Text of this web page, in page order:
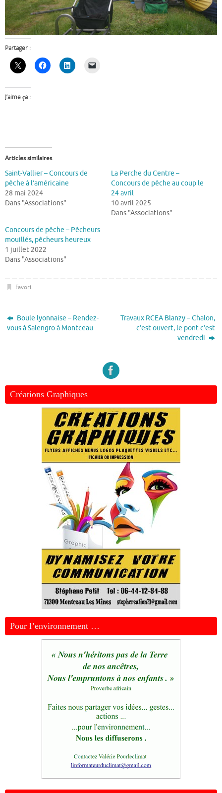
Partager :
J’aime ça :
Articles similaires
Saint-Vallier – Concours de
pêche à l’américaine
28 mai 2024
Dans "Associations"
La Perche du Centre –
Concours de pêche au coup le
24 avril
10 avril 2025
Dans "Associations"
Concours de pêche – Pêcheurs
mouillés, pêcheurs heureux
1 juillet 2022
Dans "Associations"
Favori.
Boule lyonnaise – Rendez-
vous à Salengro à Montceau
Travaux RCEA Blanzy – Chalon,
c’est ouvert, le pont c’est
vendredi
Créations Graphiques
Pour l’environnement …